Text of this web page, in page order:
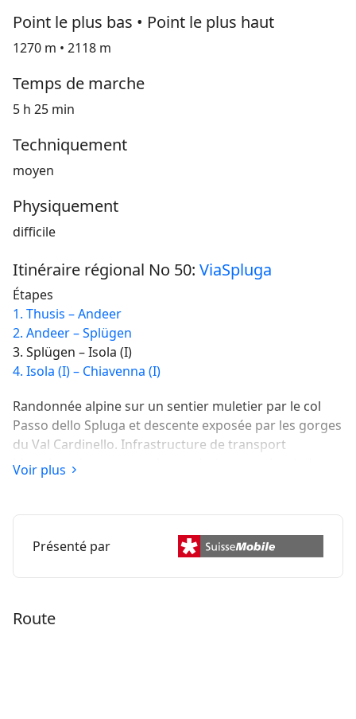
Point le plus bas • Point le plus haut
1270 m • 2118 m
Temps de marche
5 h 25 min
Techniquement
moyen
Physiquement
difficile
Itinéraire régional No 50: ViaSpluga
Étapes
1. Thusis – Andeer
2. Andeer – Splügen
3. Splügen – Isola (I)
4. Isola (I) – Chiavenna (I)
Randonnée alpine sur un sentier muletier par le col
Passo dello Spluga et descente exposée par les gorges
du Val Cardinello. Infrastructure de transport
historique (pont en marbre, galerie paravalanche).
Auberge dans l’ancien dépôt de marchandises d’Isola.
Voir plus
Présenté par
Route